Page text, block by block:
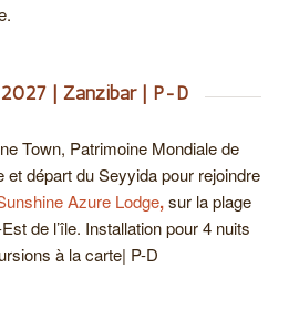
| Zanzibar | P-D
Town, Patrimoine Mondiale de
et départ du Seyyida pour rejoindre
Azure Lodge,sur la plage
de l’île. Installation pour 4 nuits
à la carte| P-D